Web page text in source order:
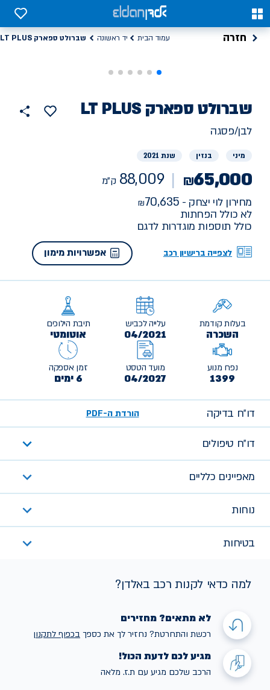
0
0
חזרה עמוד הבית יד ראשונה שברולט ספארק LT PLUS
רכב
יד
שברולטספארק LT PLUS
88009
הוסף
למועדפים
לבן/פסגה
מיני בנזין שנת 2021
₪65,000
88,009 ק"מ
מחירון לוי יצחק - 70,635
לא כולל הפחתות
כולל תוספות מוגדרות לדגם
לצפייה ברישיון רכב אפשרויות מימון
בעלות קודמת
השכרה
עלייה לכביש
04/2021
תיבת הילוכים
אוטומטי
נפח מנוע
1399
מועד הטסט
04/2027
זמן אספקה
6 ימים
דו״ח בדיקה הורדת ה-PDF
דו״ח טיפולים
מאפיינים כלליים
נוחות
בטיחות
למה כדאי לקנות רכב באלדן?
לא מתאים? מחזירים
רכשת והתחרטת? נחזיר לך את כספך בכפוף לתקנון
מגיע לכם לדעת הכול!
הרכב שלכם מגיע עם ת.ז. מלאה